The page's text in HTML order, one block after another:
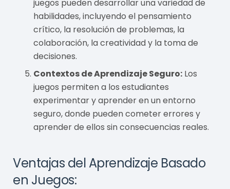
juegos pueden desarrollar una variedad de
habilidades, incluyendo el pensamiento
crítico, la resolución de problemas, la
colaboración, la creatividad y la toma de
decisiones.
Contextos de Aprendizaje Seguro: Los
juegos permiten a los estudiantes
experimentar y aprender en un entorno
seguro, donde pueden cometer errores y
aprender de ellos sin consecuencias reales.
Ventajas del Aprendizaje Basado
en Juegos: